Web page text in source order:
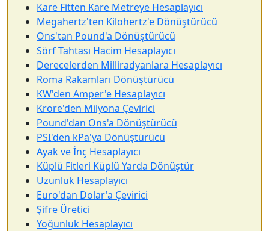
Kare Fitten Kare Metreye Hesaplayıcı
Megahertz'ten Kilohertz'e Dönüştürücü
Ons'tan Pound'a Dönüştürücü
Sörf Tahtası Hacim Hesaplayıcı
Derecelerden Milliradyanlara Hesaplayıcı
Roma Rakamları Dönüştürücü
KW'den Amper'e Hesaplayıcı
Krore'den Milyona Çevirici
Pound'dan Ons'a Dönüştürücü
PSI'den kPa'ya Dönüştürücü
Ayak ve İnç Hesaplayıcı
Küplü Fitleri Küplü Yarda Dönüştür
Uzunluk Hesaplayıcı
Euro'dan Dolar'a Çevirici
Şifre Üretici
Yoğunluk Hesaplayıcı